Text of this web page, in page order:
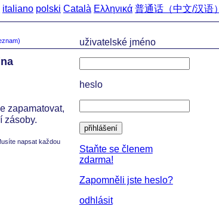
italiano polski Català Ελληνικά 普通话（中文/汉语）
uživatelské jméno
heslo
přihlášení
Staňte se členem
zdarma!
Zapomněli jste heslo?
odhlásit
zapamatovat,
zásoby.
napsat každou